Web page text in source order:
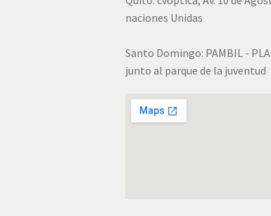
naciones Unidas
Santo Domingo: PAMBIL -
junto al parque de la juventud